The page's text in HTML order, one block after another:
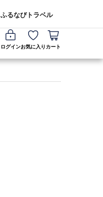
ふるなびトラベル
ログインお気に入り カート